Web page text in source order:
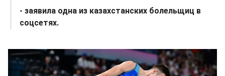
- заявила одна из казахстанских болельщиц в
соцсетях.